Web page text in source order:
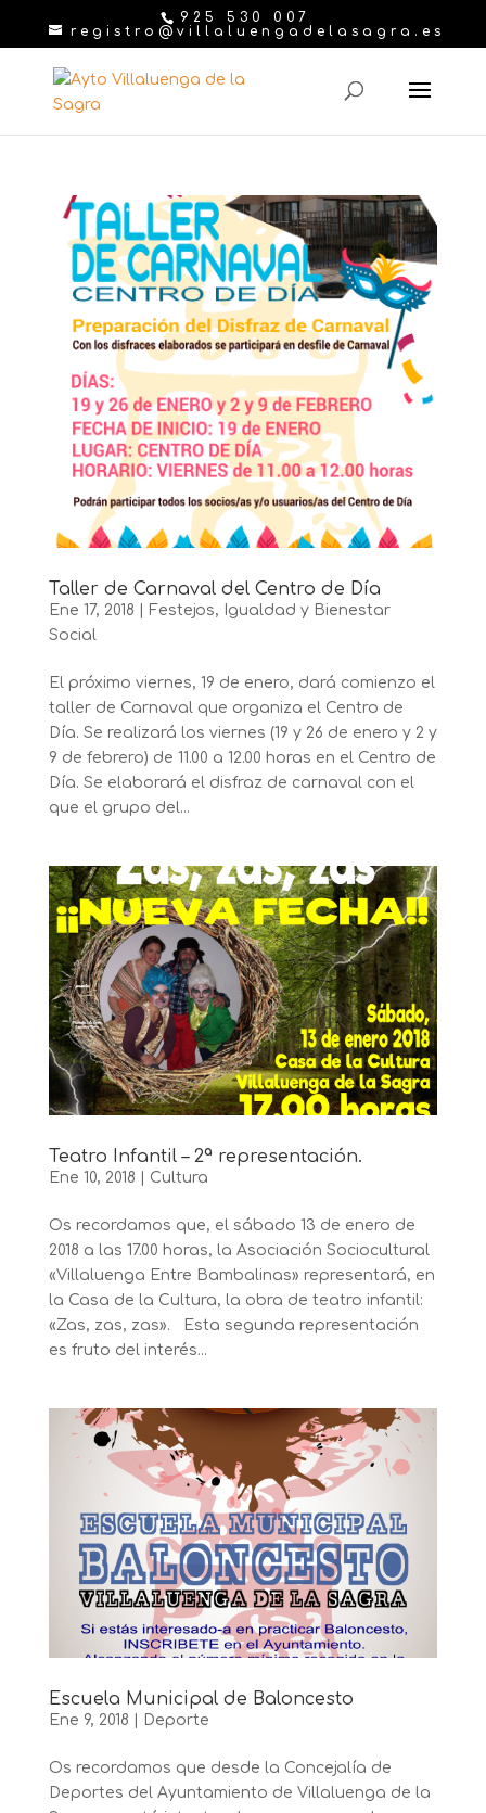
925 530 007
registro@villaluengadelasagra.es
Taller de Carnaval del Centro de Día
Ene 17, 2018 Festejos,
Igualdad y Bienestar
Social
El próximo viernes, 19 de enero, dará comienzo el
taller de Carnaval que organiza el Centro de
Día. Se realizará los viernes (19 y 26 de enero y 2 y
9 de febrero) de 11.00 a 12.00 horas en el Centro de
Día. Se elaborará el disfraz de carnaval con el
que el grupo del...
Teatro Infantil – 2ª representación.
Ene 10, 2018 Cultura
Os recordamos que, el sábado 13 de enero de
2018 a las 17.00 horas, la Asociación Sociocultural
«Villaluenga Entre Bambalinas» representará, en
la Casa de la Cultura, la obra de teatro infantil:
«Zas, zas, zas». Esta segunda representación
es fruto del interés...
Escuela Municipal de Baloncesto
Ene 9, 2018 Deporte
Os recordamos que desde la Concejalía de
Deportes del Ayuntamiento de Villaluenga de la